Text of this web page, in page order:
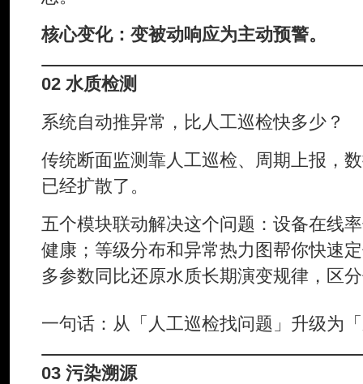
核心变化：变被动响应为主动预警。
02 水质检测
系统自动推异常，比人工巡检快多少？
传统断面监测靠人工巡检、周期上报，
已经扩散了。
五个模块联动解决这个问题：设备在线
健康；等级分布和异常热力图帮你快速
多参数同比还原水质长期演变规律，区
一句话：从「人工巡检找问题」升级为
03 污染溯源